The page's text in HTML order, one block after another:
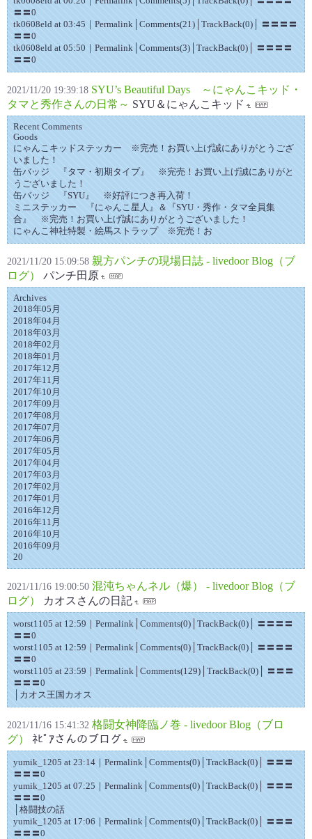
〓〓0
tk0608eld at 03:45｜Permalink│Comments(21)│TrackBack(0)│ 〓〓〓〓
〓〓0
tk0608eld at 05:50｜Permalink│Comments(3)│TrackBack(0)│ 〓〓〓〓
〓〓0
2021/11/20 19:39:18 SYU’s Beautiful Days ～にゃんこキッド・
タマと秀作さんの日常～ SYU＆にゃんこキッド
Recent Comments
Goods
にゃんこキッドステッカー ※完売！お買い上げ誠にありがとうござ
いました！
缶バッジ 『タマ・初期タイプ』 ※完売！お買い上げ誠にありがと
うございました！
缶バッジ 『SYU』 ※好評につき再入荷！
ミニステッカー 『にゃんこ星人』＆『SYU・秀作・タマ全員集
合』 ※完売！お買い上げ誠にありがとうございました！
にゃんこ神社特製・絵馬ストラップ ※完売！お
2021/11/20 15:09:58 親方パンチの現場日誌 - livedoor Blog（ブ
ログ）
パンチ田原
Archives
2018年05月
2018年04月
2018年03月
2018年02月
2018年01月
2017年12月
2017年11月
2017年10月
2017年09月
2017年08月
2017年07月
2017年06月
2017年05月
2017年04月
2017年03月
2017年02月
2017年01月
2016年12月
2016年11月
2016年10月
2016年09月
20
2021/11/16 19:00:50 混沌ちゃんネル（爆） - livedoor Blog（ブ
ログ）
カオスさんの日記
worst1105 at 12:59｜Permalink│Comments(0)│TrackBack(0)│ 〓〓〓〓
〓〓0
worst1105 at 12:59｜Permalink│Comments(0)│TrackBack(0)│ 〓〓〓〓
〓〓0
worst1105 at 23:59｜Permalink│Comments(129)│TrackBack(0)│ 〓〓〓
〓〓〓0
│カオス王国カオス
2021/11/16 15:41:32 格闘女神降臨ノ巻 - livedoor Blog（ブロ
グ）
ﾈﾋﾟｱさんのブログ
yumik_1205 at 23:14｜Permalink│Comments(0)│TrackBack(0)│ 〓〓〓
〓〓〓0
yumik_1205 at 07:25｜Permalink│Comments(0)│TrackBack(0)│ 〓〓〓
〓〓〓0
│格闘技の話
yumik_1205 at 17:06｜Permalink│Comments(0)│TrackBack(0)│ 〓〓〓
〓〓〓0